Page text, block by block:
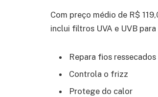
Com preço médio de R$
inclui filtros UVA e UVB
Repara fios ressecados
Controla o frizz
Protege do calor